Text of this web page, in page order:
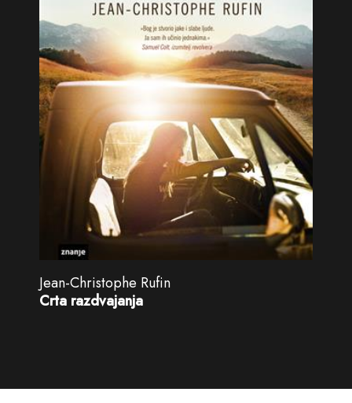
Jean-Christophe Rufin
Crta razdvajanja